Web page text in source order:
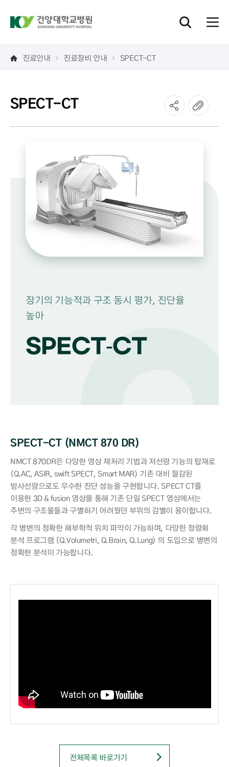
진료안내 진료장비 안내 SPECT-CT
SPECT-CT
장기의 기능적과 구조 동시 평가, 진단율
높아
SPECT-CT
SPECT-CT (NMCT 870 DR)
NMCT 870DR은 다양한 영상 재처리 기법과 저선량 기능의 탑재로
(Q.AC, ASIR, swift SPECT, Smart MAR) 기존 대비 절감된
방사선량으로도 우수한 진단 성능을 구현합니다. SPECT CT를
이용한 3D & fusion 영상을 통해 기존 단일 SPECT 영상에서는
주변의 구조물들과 구별하기 어려웠던 부위의 감별이 용이합니다.
각 병변의 정확한 해부학적 위치 파악이 가능하며, 다양한 정량화
분석 프로그램 (Q.Volumetri, Q.Brain, Q.Lung) 의 도입으로 병변의
정확한 분석이 가능합니다.
전체목록 바로가기